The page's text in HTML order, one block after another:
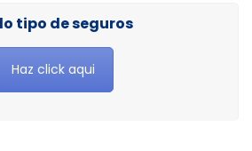
tipo de seguros
Haz click aqui